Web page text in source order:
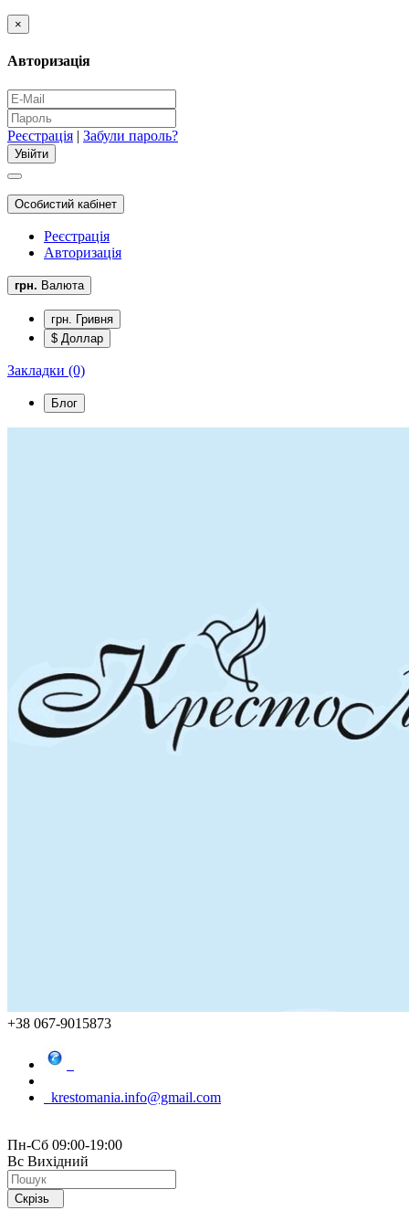
×
Авторизація
Реєстрація | Забули пароль?
Особистий кабінет
Реєстрація
Авторизація
грн. Валюта
грн. Гривня
$ Доллар
Закладки (0)
Блог
+38 067-9015873
krestomania.info@gmail.com
Пн-Сб 09:00-19:00
Вс Вихідний
Скрізь